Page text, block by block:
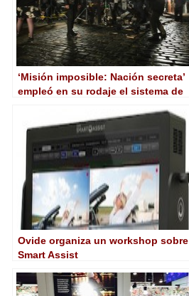
‘Misión imposible: Nación secreta’
empleó en su rodaje el sistema de
Ovide organiza un workshop sobre
Smart Assist